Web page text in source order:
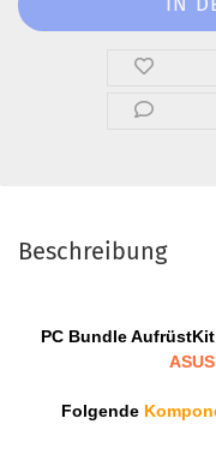
Beschreibung
PC Bundle AufrüstKit
Folgende